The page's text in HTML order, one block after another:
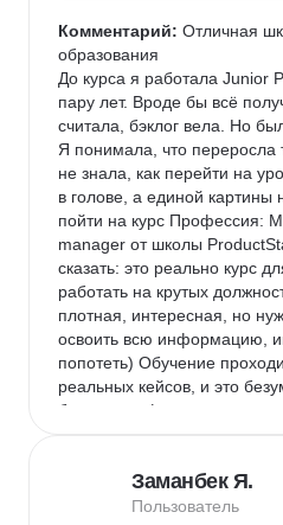
Комментарий: Отличная
образования
До курса я работала Junior
пару лет. Вроде бы всё
считала, бэклог вела. Но
Я понимала, что переросла
не знала, как перейти на
в голове, а единой картины
пойти на курс Профессия:
manager от школы
сказать: это реально курс
работать на крутых
плотная, интересная, но
освоить всю информацию,
попотеть) Обучение
реальных кейсов, и это
брала тариф с
профессиональные
результат после
Заманбек Я.
Пользователь